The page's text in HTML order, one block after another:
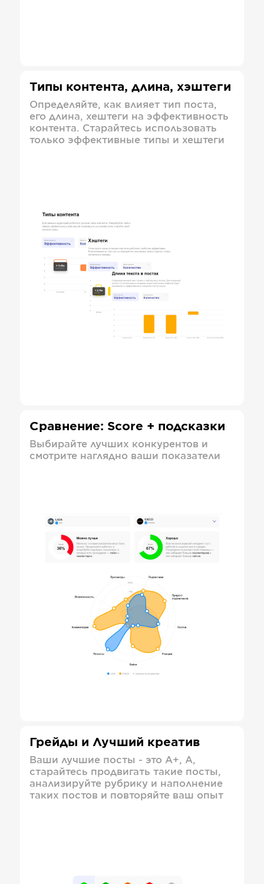
Типы контента, длина, хэштеги
Определяйте, как влияет тип поста,
его длина, хештеги на эффективность
контента. Старайтесь использовать
только эффективные типы и хештеги
Сравнение: Score + подсказки
Выбирайте лучших конкурентов и
смотрите наглядно ваши показатели
Грейды и Лучший креатив
Ваши лучшие посты - это А+, А,
старайтесь продвигать такие посты,
анализируйте рубрику и наполнение
таких постов и повторяйте ваш опыт